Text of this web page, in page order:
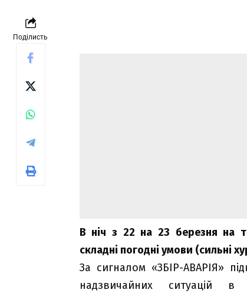
Поділисть
В ніч з 22 на 23 березня на
складні погодні умови (сильні
За сигналом «ЗБІР-АВАРІЯ»
надзвичайних ситуацій в